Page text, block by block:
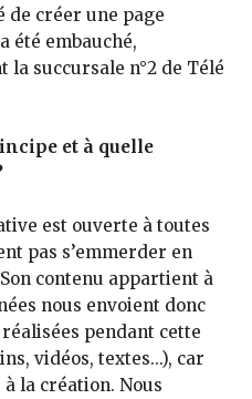
de créer une page
été embauché,
la succursale n°2 de Télé
et à quelle
est ouverte à toutes
pas s’emmerder en
contenu appartient à
nous envoient donc
pendant cette
vidéos, textes...), car
la création. Nous